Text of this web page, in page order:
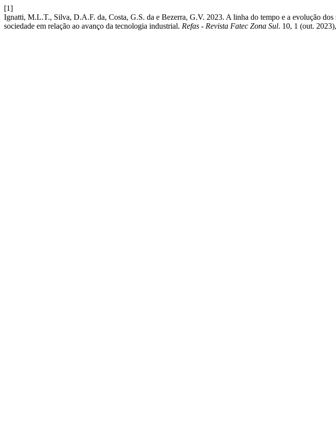
[1]
Ignatti, M.L.T., Silva, D.A.F. da, Costa, G.S. da e Bezerra, G.V. 2023. A linha do tempo e a evolução
sociedade em relação ao avanço da tecnologia industrial. Refas - Revista Fatec Zona Sul. 10, 1 (out.